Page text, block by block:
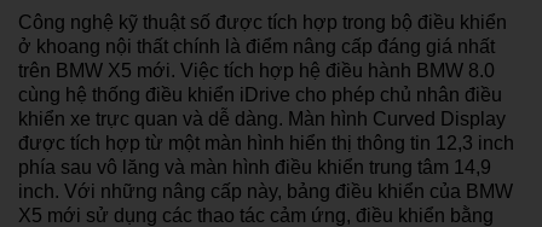
Công nghệ kỹ thuật số được tích hợp trong bộ điều khiển
ở khoang nội thất chính là điểm nâng cấp đáng giá nhất
trên BMW X5 mới. Việc tích hợp hệ điều hành BMW 8.0
cùng hệ thống điều khiển iDrive cho phép chủ nhân điều
khiển xe trực quan và dễ dàng. Màn hình Curved Display
được tích hợp từ một màn hình hiển thị thông tin 12,3 inch
phía sau vô lăng và màn hình điều khiển trung tâm 14,9
inch. Với những nâng cấp này, bảng điều khiển của BMW
X5 mới sử dụng các thao tác cảm ứng, điều khiển bằng